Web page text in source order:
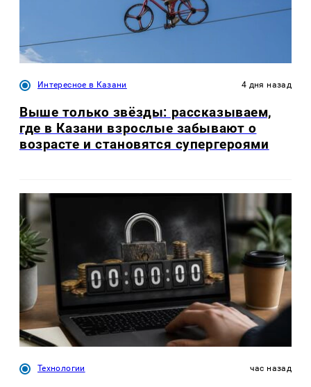
Интересное в Казани 4 дня назад
Выше только звёзды: рассказываем,
где в Казани взрослые забывают о
возрасте и становятся супергероями
Технологии час назад